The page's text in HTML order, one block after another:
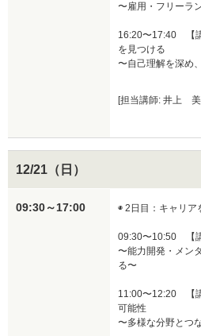
〜雇用・フリーラ
16:20〜17:40　【
を見つける
〜自己理解を深め
[担当講師: 井上 美
12/21（日）
09:30～17:00 ◉ 2日目：キャリア
09:30〜10:50　【
〜能力開発・メン
る〜
11:00〜12:20　【
可能性
〜多様な分野とつ